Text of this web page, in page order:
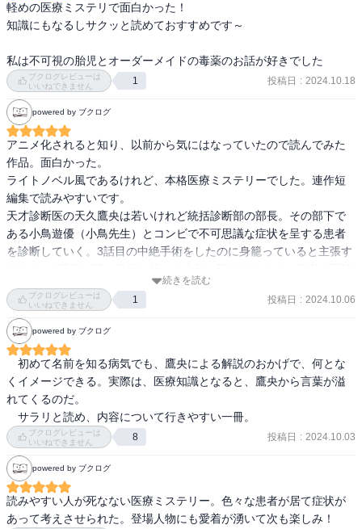
軽めの医療ミステリで面白かった！
知識にもなるしサクッと読めておすすめです～
私は不可視の胎児とオーダーメイドの毒薬のお話が好きでした
ブクログレビューは
いいねできません
1 投稿日 : 2024.10.18
powered by ブクログ
アニメ化されると知り、以前から気にはなっていたので読んでみた
作品。面白かった。
ライトノベル風であるけれど、本格医療ミステリーでした。連作短
編集で読みやすいです。
天才診断医の天久鷹央は若いけれど統括診断部の部長。その部下で
ある小鳥遊優（小鳥先生）とコンビで不可思議な症状を呈する患者
を診断していく。3話目の中絶手術をしたのに身籠っていると主張す
であるので、医学的な話は安心して読めます。
シリーズ化されているので続編も読みたいです。
〈目次〉
プロローグ
Karte.01　泡
Karte.02　人魂の原料
Karte.03　不可視の胎児
Karte.04　オーダーメイドの毒薬
エピローグ
書き下ろし掌編　蜜柑と真鶴
続きを読む
ブクログレビューは
いいねできません
1 投稿日 : 2024.10.06
powered by ブクログ
初めて名前を知る病気でも、鷹央による解説のおかげで、何とな
くイメージできる。実際は、医療知識となると、鷹央から言葉が溢
れてくるのだ。
サラリと読め、内容について行きやすい一冊。
ブクログレビューは
いいねできません
8 投稿日 : 2024.10.03
powered by ブクログ
読みやすい人が死なない医療ミステリー。色々な患者が居て症状が
あって考えさせられた。登場人物にも愛着が湧いて次も楽しみ！